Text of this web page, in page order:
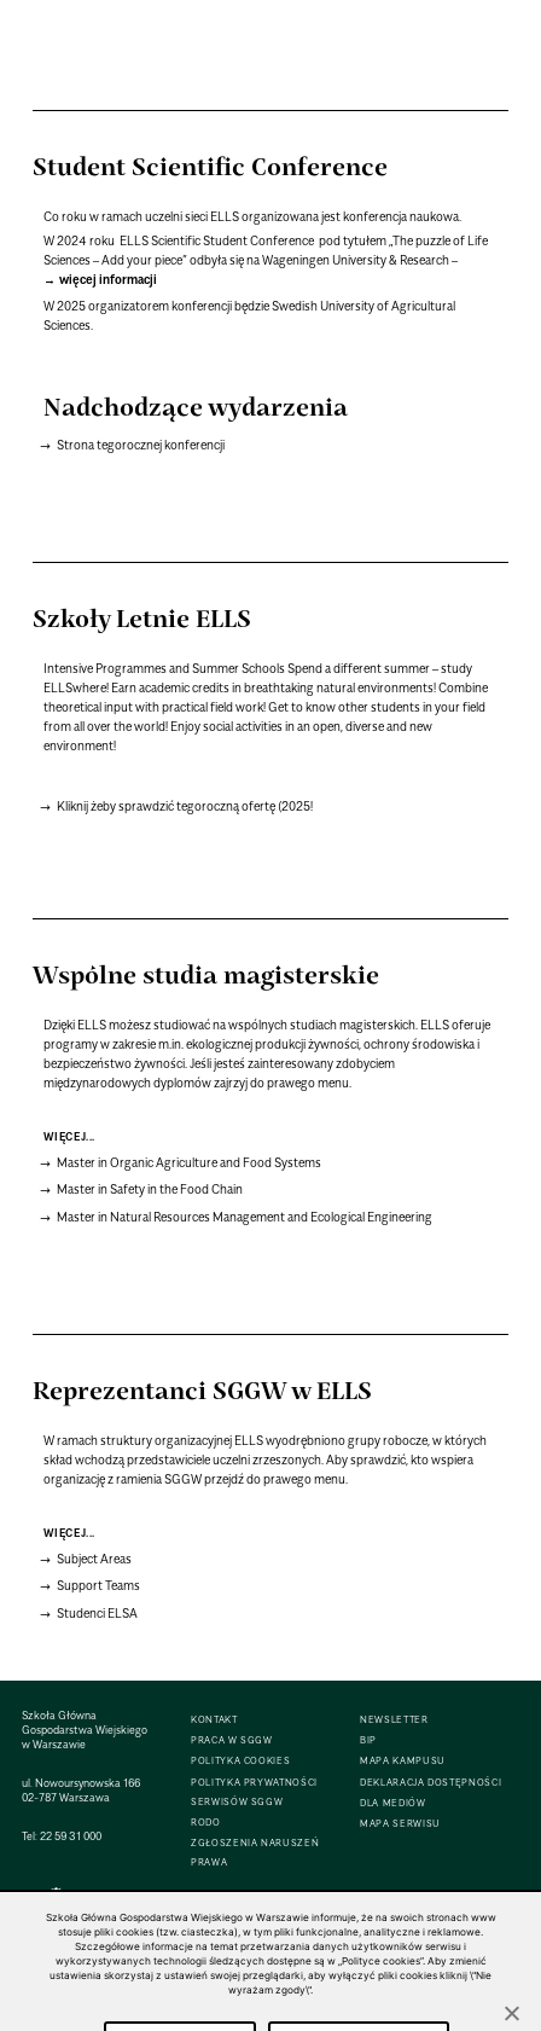
Student Scientific Conference
Co roku w ramach uczelni sieci ELLS organizowana jest konferencja naukowa.
W 2024 roku ELLS Scientific Student Conference pod tytułem „The puzzle of Life
Sciences – Add your piece”odbyła się naWageningen University & Research–
więcej informacji
W 2025 organizatorem konferencji będzie Swedish University of Agricultural
Sciences.
Nadchodzące wydarzenia
Strona tegorocznej konferencji
Szkoły Letnie ELLS
Intensive Programmes and Summer Schools Spend a different summer – study
ELLSwhere! Earn academic credits in breathtaking natural environments! Combine
theoretical input with practical field work! Get to know other students in your field
from all over the world! Enjoy social activities in an open, diverse and new
environment!
Kliknij żeby sprawdzić tegoroczną ofertę (2025!
Wspólne studia magisterskie
Dzięki ELLS możesz studiować na wspólnych studiach magisterskich. ELLS oferuje
programy w zakresie m.in. ekologicznej produkcji żywności, ochrony środowiska i
bezpieczeństwo żywności. Jeśli jesteś zainteresowany zdobyciem
międzynarodowych dyplomów zajrzyj do prawego menu.
WIĘCEJ...
Master in Organic Agriculture and Food Systems
Master in Safety in the Food Chain
Master in Natural Resources Management and Ecological Engineering
Reprezentanci SGGW w ELLS
W ramach struktury organizacyjnej ELLS wyodrębniono grupy robocze, w których
skład wchodzą przedstawiciele uczelni zrzeszonych. Aby sprawdzić, kto wspiera
organizację z ramienia SGGW przejdź do prawego menu.
WIĘCEJ...
Subject Areas
Support Teams
Studenci ELSA
Szkoła Główna
Gospodarstwa Wiejskiego
w Warszawie
ul. Nowoursynowska 166
02-787 Warszawa
Tel:22 59 31 000
KONTAKT
PRACA W SGGW
POLITYKA COOKIES
POLITYKA PRYWATNOŚCI
SERWISÓW SGGW
RODO
ZGŁOSZENIA NARUSZEŃ
PRAWA
NEWSLETTER
BIP
MAPA KAMPUSU
DEKLARACJA DOSTĘPNOŚCI
DLA MEDIÓW
MAPA SERWISU
© 1816–2026 SGGW — ALL RIGHTS RESERVED
Szkoła Główna Gospodarstwa Wiejskiego w Warszawie informuje, że na swoich stronach www
stosuje pliki cookies (tzw. ciasteczka), w tym pliki funkcjonalne, analityczne i reklamowe.
Szczegółowe informacje na temat przetwarzania danych użytkowników serwisu i
wykorzystywanych technologii śledzących dostępne są w „Polityce cookies”. Aby zmienić
ustawienia skorzystaj z ustawień swojej przeglądarki, aby wyłączyć pliki cookies kliknij \"Nie
wyrażam zgody\".